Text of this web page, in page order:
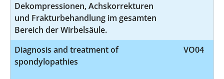
Dekompressionen, Achskorrekturen
und Frakturbehandlung im gesamten
Bereich der Wirbelsäule.
Diagnosis and treatment of
spondylopathies
VO04